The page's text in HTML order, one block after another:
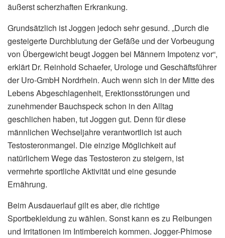
äußerst scherzhaften Erkrankung.
Grundsätzlich ist Joggen jedoch sehr gesund. „Durch die
gesteigerte Durchblutung der Gefäße und der Vorbeugung
von Übergewicht beugt Joggen bei Männern Impotenz vor“,
erklärt Dr. Reinhold Schaefer, Urologe und Geschäftsführer
der Uro-GmbH Nordrhein. Auch wenn sich in der Mitte des
Lebens Abgeschlagenheit, Erektionsstörungen und
zunehmender Bauchspeck schon in den Alltag
geschlichen haben, tut Joggen gut. Denn für diese
männlichen Wechseljahre verantwortlich ist auch
Testosteronmangel. Die einzige Möglichkeit auf
natürlichem Wege das Testosteron zu steigern, ist
vermehrte sportliche Aktivität und eine gesunde
Ernährung.
Beim Ausdauerlauf gilt es aber, die richtige
Sportbekleidung zu wählen. Sonst kann es zu Reibungen
und Irritationen im Intimbereich kommen. Jogger-Phimose